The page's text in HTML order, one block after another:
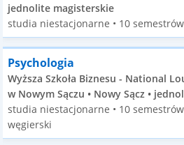
jednolite magisterskie
studia niestacjonarne • 10 semestrów
Psychologia
Wyższa Szkoła Biznesu - National
w Nowym Sączu • Nowy Sącz •
studia niestacjonarne • 10 semestrów
węgierski